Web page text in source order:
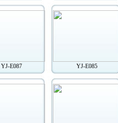
YJ-E087 YJ-E085